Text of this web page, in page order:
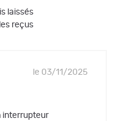
laissés
reçus
le 03/11/2025
interrupteur